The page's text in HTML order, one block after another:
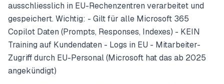
ausschliesslich in EU-Rechenzentren verarbeitet und
gespeichert. Wichtig: - Gilt für alle Microsoft 365
Copilot Daten (Prompts, Responses, Indexes) - KEIN
Training auf Kundendaten - Logs in EU - Mitarbeiter-
Zugriff durch EU-Personal (Microsoft hat das ab 2025
angekündigt)